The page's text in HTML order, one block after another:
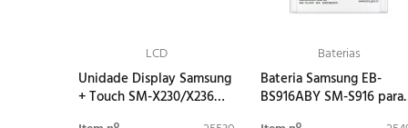
LCD
Unidade Display Samsung
+ Touch SM-X230/X236
Baterias
Bateria Samsung EB-
BS916ABY SM-S916 para